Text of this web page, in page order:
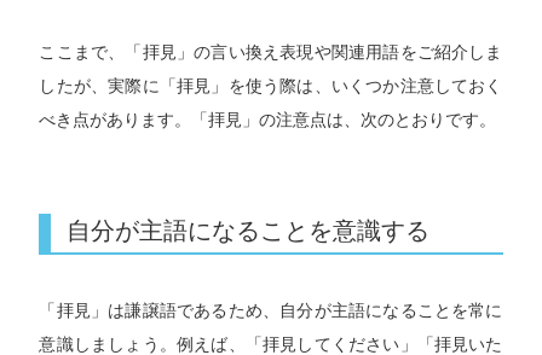
ここまで、「拝見」の言い換え表現や関連用語をご紹介しま
したが、実際に「拝見」を使う際は、いくつか注意しておく
べき点があります。「拝見」の注意点は、次のとおりです。
自分が主語になることを意識する
「拝見」は謙譲語であるため、自分が主語になることを常に
意識しましょう。例えば、「拝見してください」「拝見いた